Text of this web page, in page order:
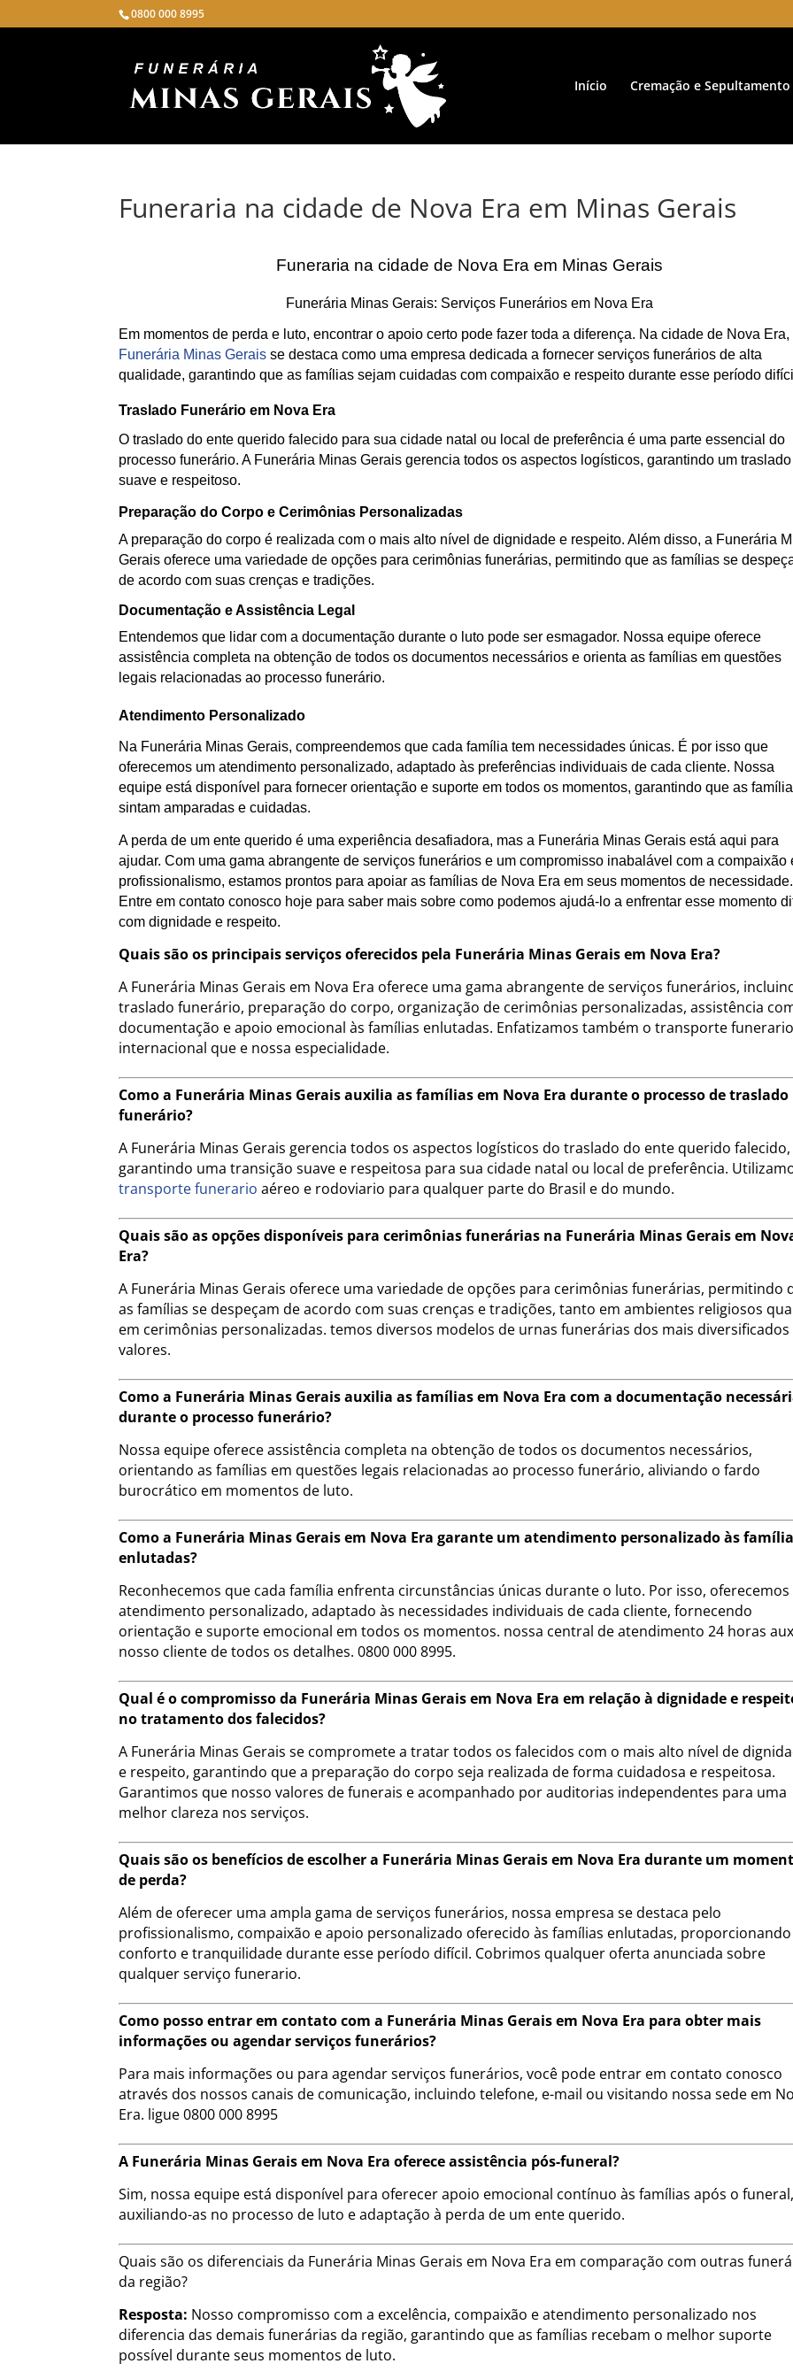
0800 000 8995
Início Cremação e Sepultamento
Funeraria na cidade de Nova Era em Minas Gerais
Funeraria na cidade de Nova Era em Minas Gerais
Funerária Minas Gerais: Serviços Funerários em Nova Era
Em momentos de perda e luto, encontrar o apoio certo pode fazer toda a diferença. Na cidade de Nova Era,
Funerária Minas Gerais se destaca como uma empresa dedicada a fornecer serviços funerários de alta
qualidade, garantindo que as famílias sejam cuidadas com compaixão e respeito durante esse período
Traslado Funerário em Nova Era
O traslado do ente querido falecido para sua cidade natal ou local de preferência é uma parte essencial do
processo funerário. A Funerária Minas Gerais gerencia todos os aspectos logísticos, garantindo um traslado
suave e respeitoso.
Preparação do Corpo e Cerimônias Personalizadas
A preparação do corpo é realizada com o mais alto nível de dignidade e respeito. Além disso, a Funerária
Gerais oferece uma variedade de opções para cerimônias funerárias, permitindo que as famílias se
de acordo com suas crenças e tradições.
Documentação e Assistência Legal
Entendemos que lidar com a documentação durante o luto pode ser esmagador. Nossa equipe oferece
assistência completa na obtenção de todos os documentos necessários e orienta as famílias em questões
legais relacionadas ao processo funerário.
Atendimento Personalizado
Na Funerária Minas Gerais, compreendemos que cada família tem necessidades únicas. É por isso que
oferecemos um atendimento personalizado, adaptado às preferências individuais de cada cliente. Nossa
equipe está disponível para fornecer orientação e suporte em todos os momentos, garantindo que as
sintam amparadas e cuidadas.
A perda de um ente querido é uma experiência desafiadora, mas a Funerária Minas Gerais está aqui para
ajudar. Com uma gama abrangente de serviços funerários e um compromisso inabalável com a compaixão
profissionalismo, estamos prontos para apoiar as famílias de Nova Era em seus momentos de necessidade.
Entre em contato conosco hoje para saber mais sobre como podemos ajudá-lo a enfrentar esse momento
com dignidade e respeito.
Quais são os principais serviços oferecidos pela Funerária Minas Gerais em Nova Era?
A Funerária Minas Gerais em Nova Era oferece uma gama abrangente de serviços funerários,
traslado funerário, preparação do corpo, organização de cerimônias personalizadas, assistência
documentação e apoio emocional às famílias enlutadas. Enfatizamos também o transporte funerario
internacional que e nossa especialidade.
Como a Funerária Minas Gerais auxilia as famílias em Nova Era durante o processo de traslado
funerário?
A Funerária Minas Gerais gerencia todos os aspectos logísticos do traslado do ente querido falecido,
garantindo uma transição suave e respeitosa para sua cidade natal ou local de preferência.
transporte funerario aéreo e rodoviario para qualquer parte do Brasil e do mundo.
Quais são as opções disponíveis para cerimônias funerárias na Funerária Minas Gerais em
Era?
A Funerária Minas Gerais oferece uma variedade de opções para cerimônias funerárias, permitindo
as famílias se despeçam de acordo com suas crenças e tradições, tanto em ambientes religiosos
em cerimônias personalizadas. temos diversos modelos de urnas funerárias dos mais diversificados
valores.
Como a Funerária Minas Gerais auxilia as famílias em Nova Era com a documentação
durante o processo funerário?
Nossa equipe oferece assistência completa na obtenção de todos os documentos necessários,
orientando as famílias em questões legais relacionadas ao processo funerário, aliviando o fardo
burocrático em momentos de luto.
Como a Funerária Minas Gerais em Nova Era garante um atendimento personalizado às
enlutadas?
Reconhecemos que cada família enfrenta circunstâncias únicas durante o luto. Por isso, oferecemos
atendimento personalizado, adaptado às necessidades individuais de cada cliente, fornecendo
orientação e suporte emocional em todos os momentos. nossa central de atendimento 24 horas
nosso cliente de todos os detalhes. 0800 000 8995.
Qual é o compromisso da Funerária Minas Gerais em Nova Era em relação à dignidade e
no tratamento dos falecidos?
A Funerária Minas Gerais se compromete a tratar todos os falecidos com o mais alto nível de
e respeito, garantindo que a preparação do corpo seja realizada de forma cuidadosa e respeitosa.
Garantimos que nosso valores de funerais e acompanhado por auditorias independentes para uma
melhor clareza nos serviços.
Quais são os benefícios de escolher a Funerária Minas Gerais em Nova Era durante um
de perda?
Além de oferecer uma ampla gama de serviços funerários, nossa empresa se destaca pelo
profissionalismo, compaixão e apoio personalizado oferecido às famílias enlutadas, proporcionando
conforto e tranquilidade durante esse período difícil. Cobrimos qualquer oferta anunciada sobre
qualquer serviço funerario.
Como posso entrar em contato com a Funerária Minas Gerais em Nova Era para obter mais
informações ou agendar serviços funerários?
Para mais informações ou para agendar serviços funerários, você pode entrar em contato conosco
através dos nossos canais de comunicação, incluindo telefone, e-mail ou visitando nossa sede em
Era. ligue 0800 000 8995
A Funerária Minas Gerais em Nova Era oferece assistência pós-funeral?
Sim, nossa equipe está disponível para oferecer apoio emocional contínuo às famílias após o funeral,
auxiliando-as no processo de luto e adaptação à perda de um ente querido.
Quais são os diferenciais da Funerária Minas Gerais em Nova Era em comparação com outras
da região?
Resposta: Nosso compromisso com a excelência, compaixão e atendimento personalizado nos
diferencia das demais funerárias da região, garantindo que as famílias recebam o melhor suporte
possível durante seus momentos de luto.